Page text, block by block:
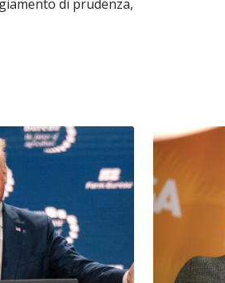
di prudenza,